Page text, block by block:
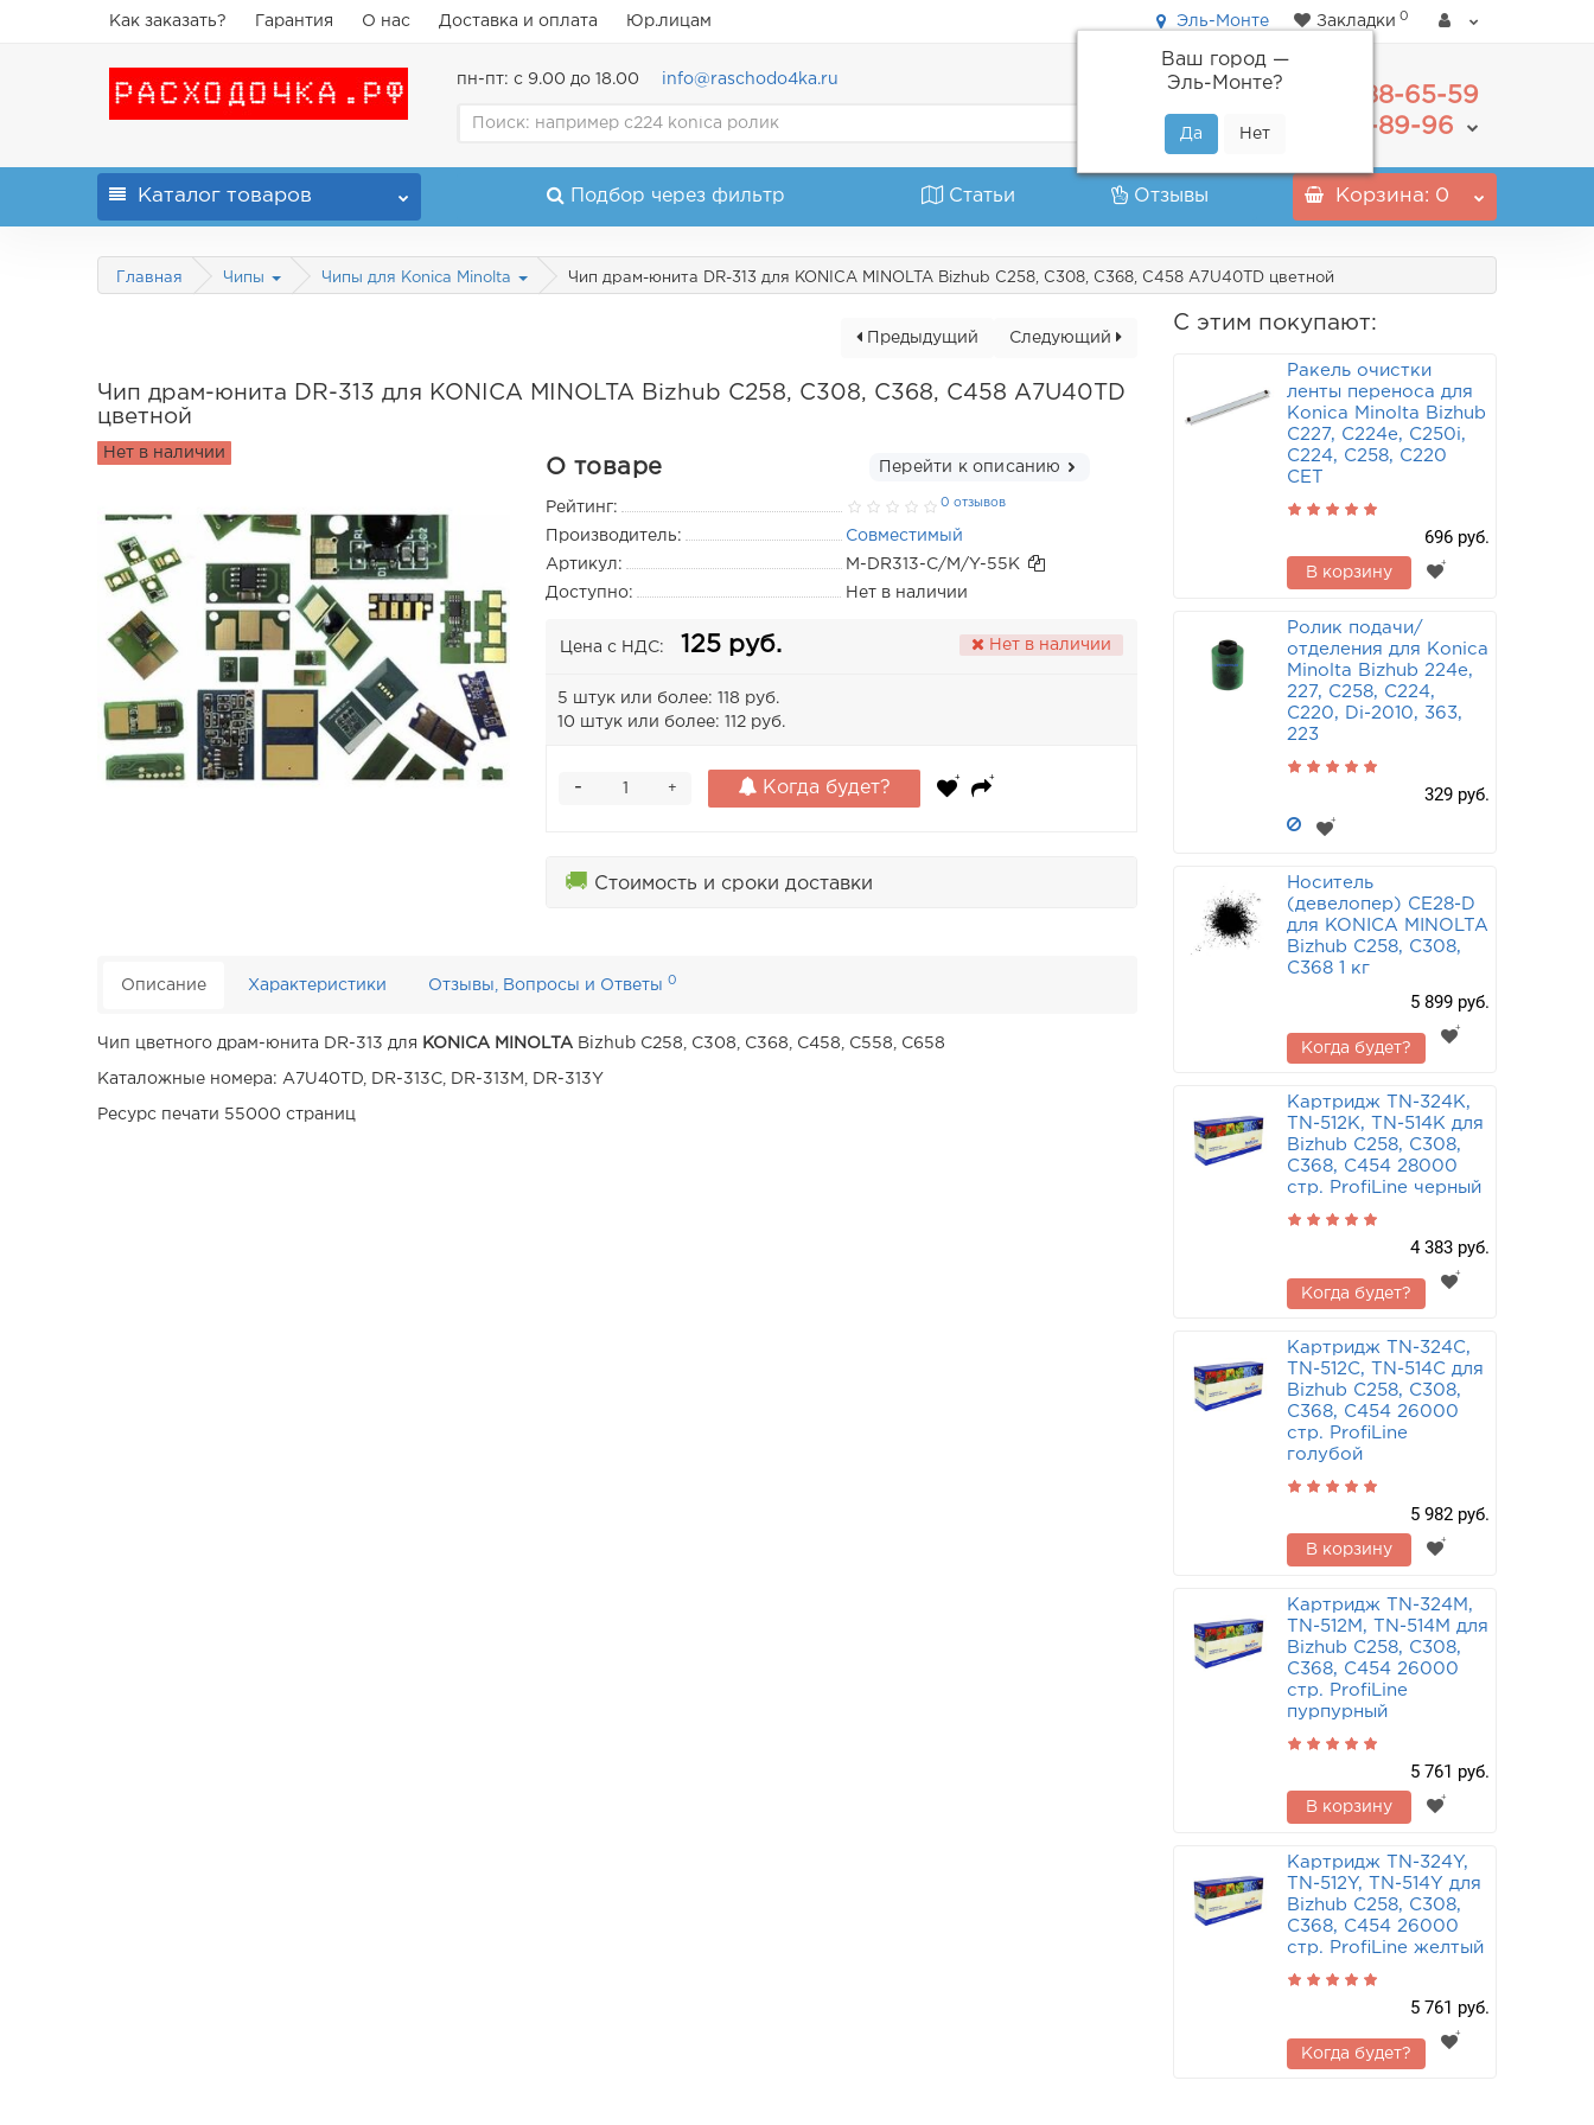
Как заказать? Гарантия О нас Доставка и оплата Юр.лицам Эль-Монте
Ваш город —
Эль-Монте?
Закладки 0
пн-пт: с 9.00 до 18.00 info@raschodo4ka.ru
488-65-59
+7(800) 555-89-96
Каталог товаров Подбор через фильтр Статьи Отзывы Корзина: 0
Главная Чипы Чипы для Konica Minolta Чип драм-юнита DR-313 для KONICA MINOLTA Bizhub C258, C308, C368, C458 A7U40TD цветной
Следующий
Предыдущий
Чип драм-юнита DR-313 для KONICA MINOLTA Bizhub C258, C308, C368, C458 A7U40TD
цветной
Нет в наличии
О товаре Перейти к описанию
Рейтинг: 0 отзывов
Производитель:
Совместимый
Артикул:
M-DR313-C/M/Y-55K
Доступно:
Нет в наличии
Цена с НДС: 125 руб. Нет в наличии
5 штук или более: 118 руб.
10 штук или более: 112 руб.
+
- Когда будет?
🚚 Стоимость и сроки доставки
Описание Характеристики Отзывы, Вопросы и Ответы0
Чип цветного драм-юнита DR-313 для KONICA MINOLTA Bizhub C258, C308, C368, C458, C558, C658
Каталожные номера: A7U40TD, DR-313C, DR-313M, DR-313Y
Ресурс печати 55000 страниц
С этим покупают:
Ракель очистки
ленты переноса для
Konica Minolta Bizhub
C227, C224e, C250i,
C224, C258, C220
CET
696 руб.
В корзину
Ролик подачи/
отделения для Konica
Minolta Bizhub 224e,
227, C258, C224,
C220, Di-2010, 363,
223
329 руб.
Носитель
(девелопер) CE28-D
для KONICA MINOLTA
Bizhub C258, C308,
C368 1 кг
5 899 руб.
Когда будет?
Картридж TN-324K,
TN-512K, TN-514K для
Bizhub C258, C308,
C368, C454 28000
стр. ProfiLine черный
4 383 руб.
Когда будет?
Картридж TN-324C,
TN-512C, TN-514C для
Bizhub C258, C308,
C368, C454 26000
стр. ProfiLine
голубой
5 982 руб.
В корзину
Картридж TN-324M,
TN-512M, TN-514M для
Bizhub C258, C308,
C368, C454 26000
стр. ProfiLine
пурпурный
5 761 руб.
В корзину
Картридж TN-324Y,
TN-512Y, TN-514Y для
Bizhub C258, C308,
C368, C454 26000
стр. ProfiLine желтый
5 761 руб.
Когда будет?